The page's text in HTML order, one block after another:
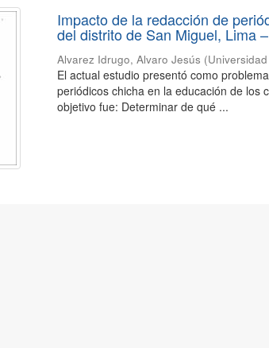
Impacto de la redacción de
del distrito de San Miguel, Lima
Alvarez Idrugo, Alvaro Jesús (
El actual estudio presentó como
periódicos chicha en la educación de los
objetivo fue: Determinar de qué ...